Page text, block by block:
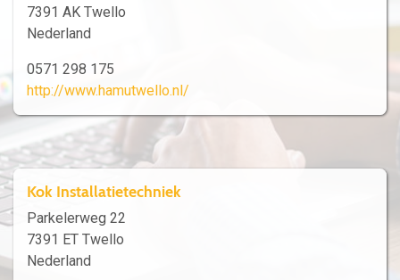
7391 AK Twello
Nederland
0571 298 175
http://www.hamutwello.nl/
Kok Installatietechniek
Parkelerweg 22
7391 ET Twello
Nederland